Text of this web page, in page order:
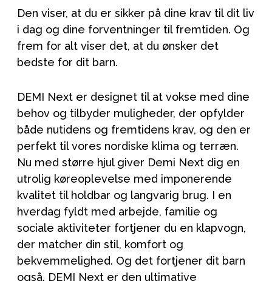
Den viser, at du er sikker på dine krav til dit liv
i dag og dine forventninger til fremtiden. Og
frem for alt viser det, at du ønsker det
bedste for dit barn.
DEMI Next er designet til at vokse med dine
behov og tilbyder muligheder, der opfylder
både nutidens og fremtidens krav, og den er
perfekt til vores nordiske klima og terræn.
Nu med større hjul giver Demi Next dig en
utrolig køreoplevelse med imponerende
kvalitet til holdbar og langvarig brug. I en
hverdag fyldt med arbejde, familie og
sociale aktiviteter fortjener du en klapvogn,
der matcher din stil, komfort og
bekvemmelighed. Og det fortjener dit barn
også. DEMI Next er den ultimative